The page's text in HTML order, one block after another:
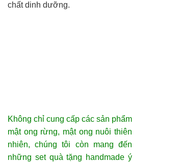
chất dinh dưỡng.
Không chỉ cung cấp các sản phẩm
mật ong rừng, mật ong nuôi thiên
nhiên, chúng tôi còn mang đến
những set quà tặng handmade ý